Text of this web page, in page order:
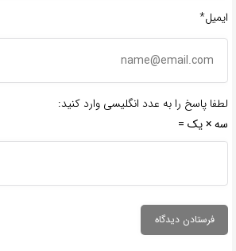
ایمیل*
لطفا پاسخ را به عدد انگلیسی وارد کنید:
سه × یک =